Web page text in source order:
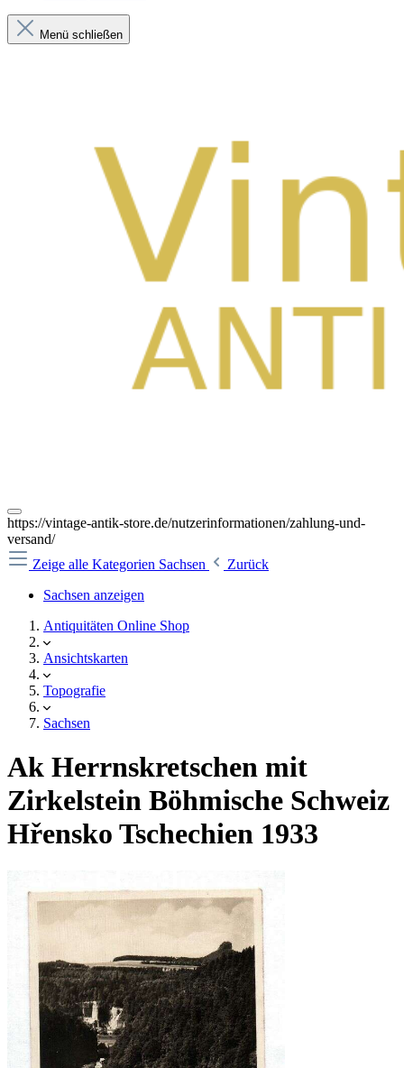
Menü schließen
https://vintage-antik-store.de/nutzerinformationen/zahlung-und-
versand/
Zeige alle Kategorien Sachsen
Zurück
Sachsen anzeigen
Antiquitäten Online Shop
Ansichtskarten
Topografie
Sachsen
Ak Herrnskretschen mit
Zirkelstein Böhmische Schweiz
Hřensko Tschechien 1933